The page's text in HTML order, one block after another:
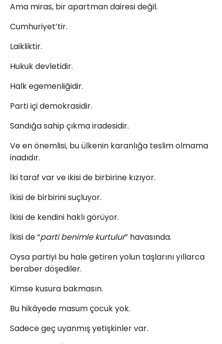
Ama miras, bir apartman dairesi değil.
Cumhuriyet’tir.
Laikliktir.
Hukuk devletidir.
Halk egemenliğidir.
Parti içi demokrasidir.
Sandığa sahip çıkma iradesidir.
Ve en önemlisi, bu ülkenin karanlığa teslim olmama
inadıdır.
İki taraf var ve ikisi de birbirine kızıyor.
İkisi de birbirini suçluyor.
İkisi de kendini haklı görüyor.
İkisi de “parti benimle kurtulur” havasında.
Oysa partiyi bu hale getiren yolun taşlarını yıllarca
beraber döşediler.
Kimse kusura bakmasın.
Bu hikâyede masum çocuk yok.
Sadece geç uyanmış yetişkinler var.